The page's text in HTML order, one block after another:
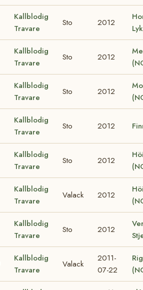
Kallblodig
Travare
Sto 2012
Kallblodig
Travare
Sto 2012
Kallblodig
Travare
Sto 2012
Kallblodig
Travare
Sto 2012
Kallblodig
Travare
Sto 2012
Kallblodig
Travare
Valack 2012
Kallblodig
Travare
Sto 2012
Kallblodig
Travare
Valack
2011-
07-22